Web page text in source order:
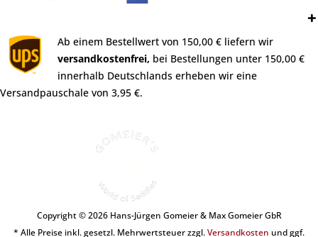
Ab einem Bestellwert von 150,00 € liefern wir
versandkostenfrei, bei Bestellungen unter 150,00 €
innerhalb Deutschlands erheben wir eine
Versandpauschale von 3,95 €.
Copyright © 2026 Hans-Jürgen Gomeier & Max Gomeier GbR
* Alle Preise inkl. gesetzl. Mehrwertsteuer zzgl.Versandkosten und ggf.